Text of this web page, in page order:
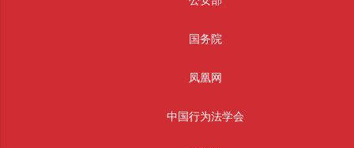
国务院
凤凰网
中国行为法学会